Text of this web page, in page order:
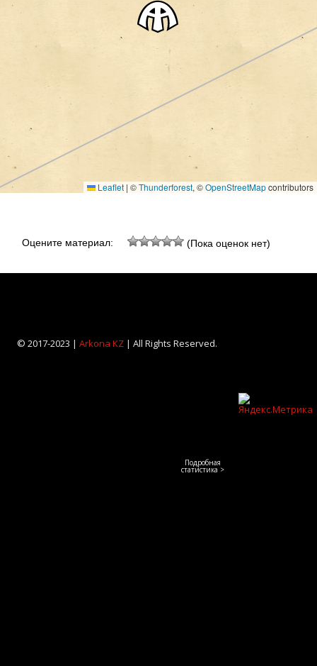
Leaflet | ©Thunderforest, ©OpenStreetMapcontributors
Оцените материал: (Пока оценок нет)
© 2017-2023 | Arkona KZ| All Rights Reserved.
Подробная
статистика >